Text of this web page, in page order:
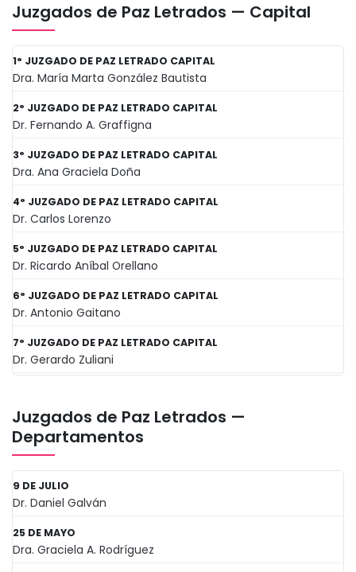
Juzgados de Paz Letrados — Capital
1° JUZGADO DE PAZ LETRADO CAPITAL
Dra. María Marta González Bautista
2° JUZGADO DE PAZ LETRADO CAPITAL
Dr. Fernando A. Graffigna
3° JUZGADO DE PAZ LETRADO CAPITAL
Dra. Ana Graciela Doña
4° JUZGADO DE PAZ LETRADO CAPITAL
Dr. Carlos Lorenzo
5° JUZGADO DE PAZ LETRADO CAPITAL
Dr. Ricardo Aníbal Orellano
6° JUZGADO DE PAZ LETRADO CAPITAL
Dr. Antonio Gaitano
7° JUZGADO DE PAZ LETRADO CAPITAL
Dr. Gerardo Zuliani
Juzgados de Paz Letrados —
Departamentos
9 DE JULIO
Dr. Daniel Galván
25 DE MAYO
Dra. Graciela A. Rodríguez